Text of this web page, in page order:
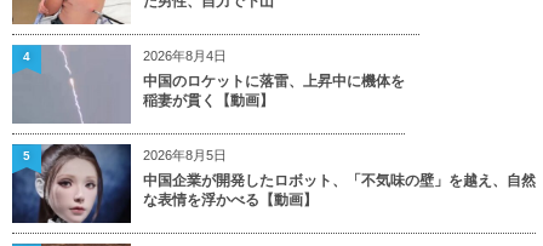
2026年8月4日
中国のロケットに落雷、上昇中に機体を
稲妻が貫く【動画】
4
2026年8月5日
中国企業が開発したロボット、「不気味の壁」を越え、自然
な表情を浮かべる【動画】
5